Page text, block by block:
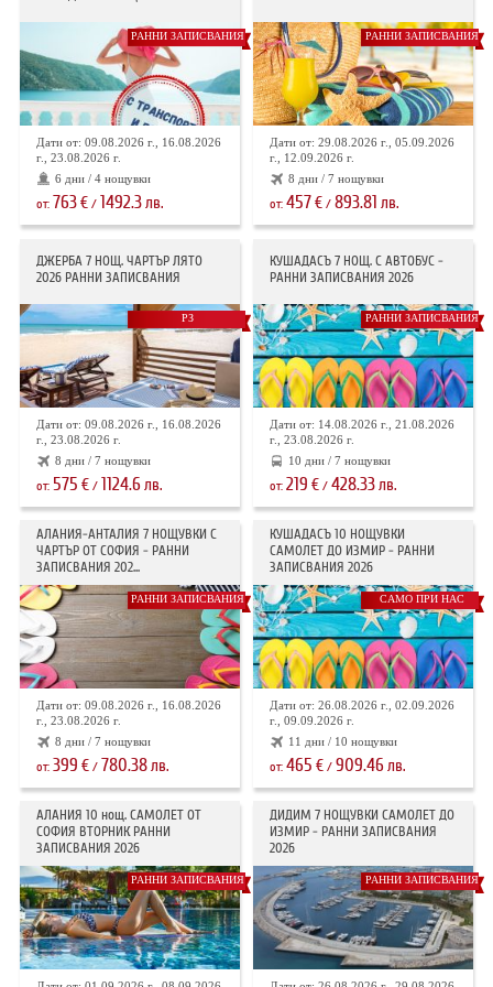
РАННИ ЗАПИСВАНИЯ
Дати от: 09.08.2026 г., 16.08.2026
г., 23.08.2026 г.
6 дни / 4 нощувки
от: 763€/ 1492.3лв.
РАННИ ЗАПИСВАНИЯ
Дати от: 29.08.2026 г., 05.09.2026
г., 12.09.2026 г.
8 дни / 7 нощувки
от:457€ /893.81 лв.
ДЖЕРБА 7 НОЩ. ЧАРТЪР ЛЯТО
2026 РАННИ ЗАПИСВАНИЯ
РЗ
Дати от: 09.08.2026 г., 16.08.2026
г., 23.08.2026 г.
8 дни / 7 нощувки
от: 575 €/ 1124.6лв.
КУШАДАСЪ 7 НОЩ. С АВТОБУС -
РАННИ ЗАПИСВАНИЯ 2026
РАННИ ЗАПИСВАНИЯ
Дати от: 14.08.2026 г., 21.08.2026
г., 23.08.2026 г.
10 дни / 7 нощувки
от:219 € /428.33лв.
АЛАНИЯ-АНТАЛИЯ 7 НОЩУВКИ С
ЧАРТЪР ОТ СОФИЯ - РАННИ
ЗАПИСВАНИЯ 202...
РАННИ ЗАПИСВАНИЯ
Дати от: 09.08.2026 г., 16.08.2026
г., 23.08.2026 г.
8 дни / 7 нощувки
от: 399 €/ 780.38лв.
КУШАДАСЪ 10 НОЩУВКИ
САМОЛЕТ ДО ИЗМИР - РАННИ
ЗАПИСВАНИЯ 2026
САМО ПРИ НАС
Дати от: 26.08.2026 г., 02.09.2026
г., 09.09.2026 г.
11 дни / 10 нощувки
от:465 € /909.46лв.
АЛАНИЯ 10 нощ. САМОЛЕТ ОТ
СОФИЯ ВТОРНИК РАННИ
ЗАПИСВАНИЯ 2026
РАННИ ЗАПИСВАНИЯ
ДИДИМ 7 НОЩУВКИ САМОЛЕТ ДО
ИЗМИР - РАННИ ЗАПИСВАНИЯ
2026
РАННИ ЗАПИСВАНИЯ